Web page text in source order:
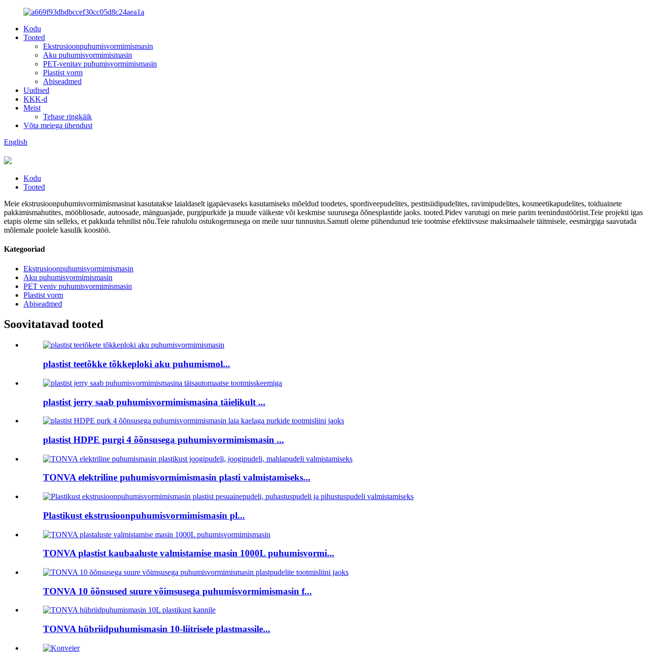
Kodu
Tooted
Ekstrusioonpuhumisvormimismasin
Aku puhumisvormimismasin
PET-venitav puhumisvormimismasin
Plastist vorm
Abiseadmed
Uudised
KKK-d
Meist
Tehase ringkäik
Võta meiega ühendust
English
Kodu
Tooted
Meie ekstrusioonpuhumisvormimismasinat kasutatakse laialdaselt igapäevaseks kasutamiseks mõeldud toodetes, spordiveepudelites, pestitsiidipudelites, ravimipudelites, kosmeetikapudelites, toiduainete
pakkimismahutites, mööbliosade, autoosade, mänguasjade, purgipurkide ja muude väikeste või keskmise suurusega õõnesplastide jaoks. tooted.Pidev varutugi on meie parim teenindustööriist.Teie projekti igas
etapis oleme siin selleks, et pakkuda tehnilist nõu.Teie rahulolu ostukogemusega on meile suur tunnustus.Samuti oleme pühendunud teie tootmise efektiivsuse maksimaalsele täitmisele, eesmärgiga saavutada
mõlemale poolele kasulik koostöö.
Kategooriad
Ekstrusioonpuhumisvormimismasin
Aku puhumisvormimismasin
PET veniv puhumisvormimismasin
Plastist vorm
Abiseadmed
Soovitatavad tooted
plastist teetõkke tõkkeploki aku puhumismol...
plastist jerry saab puhumisvormimismasina täielikult ...
plastist HDPE purgi 4 õõnsusega puhumisvormimismasin ...
TONVA elektriline puhumisvormimismasin plasti valmistamiseks...
Plastikust ekstrusioonpuhumisvormimismasin pl...
TONVA plastist kaubaaluste valmistamise masin 1000L puhumisvormi...
TONVA 10 õõnsused suure võimsusega puhumisvormimismasin f...
TONVA hübriidpuhumismasin 10-liitrisele plastmassile...